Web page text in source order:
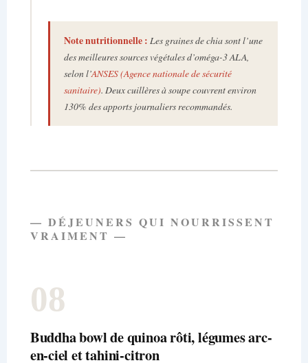
Note nutritionnelle : Les graines de chia sont l’une
des meilleures sources végétales d’oméga-3 ALA,
selon l’ANSES (Agence nationale de sécurité
sanitaire). Deux cuillères à soupe couvrent environ
130% des apports journaliers recommandés.
— DÉJEUNERS QUI NOURRISSENT
VRAIMENT —
08
Buddha bowl de quinoa rôti, légumes arc-
en-ciel et tahini-citron